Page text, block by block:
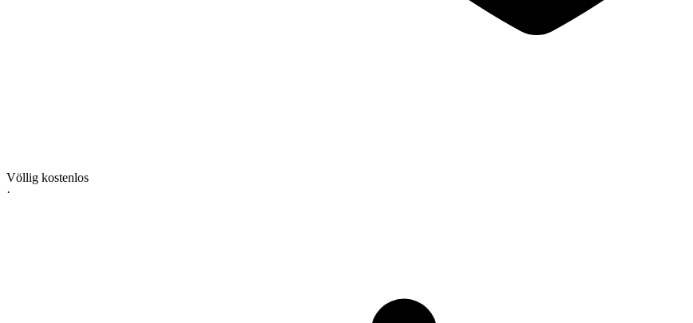
Völlig kostenlos
·